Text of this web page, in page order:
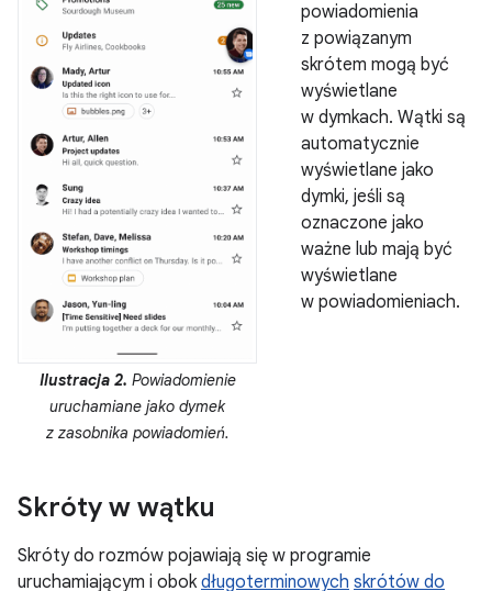
Ilustracja 2. Powiadomienie
uruchamiane jako dymek
z zasobnika powiadomień.
powiadomienia
z powiązanym
skrótem mogą być
wyświetlane
w dymkach. Wątki są
automatycznie
wyświetlane jako
dymki, jeśli są
oznaczone jako
ważne lub mają być
wyświetlane
w powiadomieniach.
Skróty w wątku
Skróty do rozmów pojawiają się w programie
uruchamiającym i obok długoterminowych skrótów do